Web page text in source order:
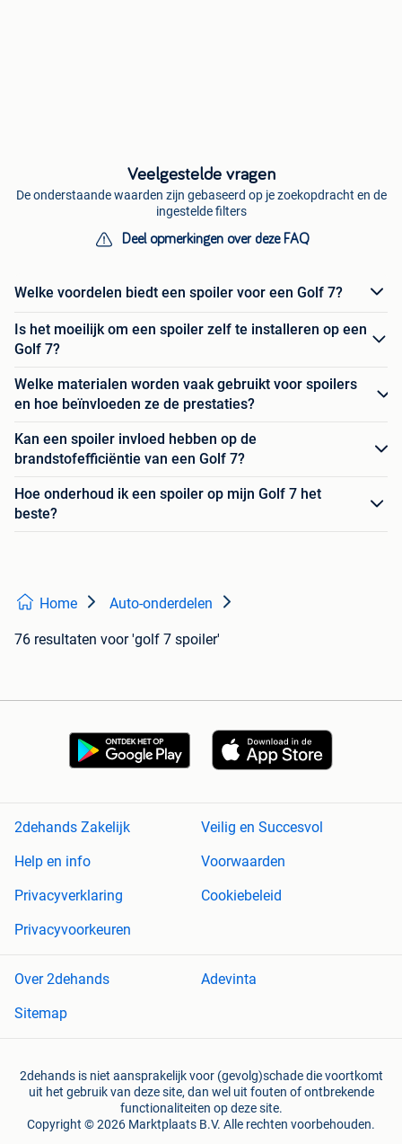
Veelgestelde vragen
De onderstaande waarden zijn gebaseerd op je zoekopdracht en de
ingestelde filters
Deel opmerkingen over deze FAQ
Welke voordelen biedt een spoiler voor een Golf 7?
Is het moeilijk om een spoiler zelf te installeren op een
Golf 7?
Welke materialen worden vaak gebruikt voor spoilers
en hoe beïnvloeden ze de prestaties?
Kan een spoiler invloed hebben op de
brandstofefficiëntie van een Golf 7?
Hoe onderhoud ik een spoiler op mijn Golf 7 het
beste?
Home Auto-onderdelen
76 resultaten voor 'golf 7 spoiler'
2dehands Zakelijk
Veilig en Succesvol
Help en info
Voorwaarden
Privacyverklaring
Cookiebeleid
Privacyvoorkeuren
Over 2dehands
Adevinta
Sitemap
2dehands is niet aansprakelijk voor (gevolg)schade die voortkomt
uit het gebruik van deze site, dan wel uit fouten of ontbrekende
functionaliteiten op deze site.
Copyright © 2026 Marktplaats B.V. Alle rechten voorbehouden.